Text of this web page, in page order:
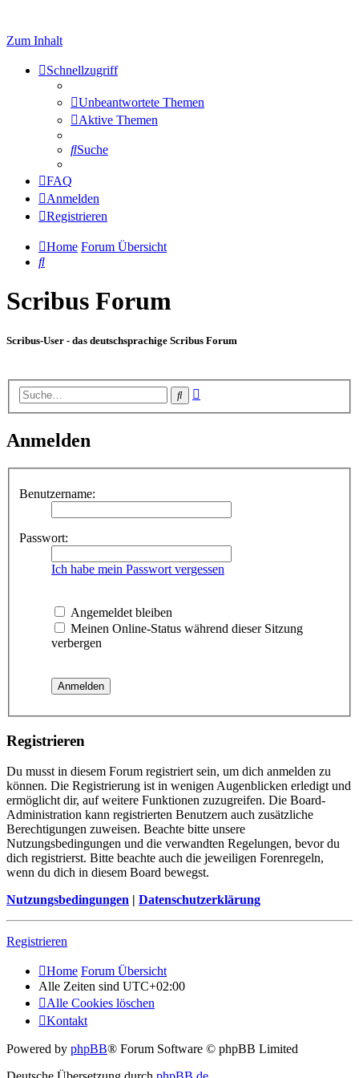
Zum Inhalt
Schnellzugriff
Unbeantwortete Themen
Aktive Themen
Suche
FAQ
Anmelden
Registrieren
Home Forum Übersicht
Suche
Scribus Forum
Scribus-User - das deutschsprachige Scribus Forum
Suche
Anmelden
Benutzername:
Passwort:
Ich habe mein Passwort vergessen
Angemeldet bleiben
Meinen Online-Status während dieser Sitzung
verbergen
Registrieren
Du musst in diesem Forum registriert sein, um dich anmelden zu
können. Die Registrierung ist in wenigen Augenblicken erledigt und
ermöglicht dir, auf weitere Funktionen zuzugreifen. Die Board-
Administration kann registrierten Benutzern auch zusätzliche
Berechtigungen zuweisen. Beachte bitte unsere
Nutzungsbedingungen und die verwandten Regelungen, bevor du
dich registrierst. Bitte beachte auch die jeweiligen Forenregeln,
wenn du dich in diesem Board bewegst.
Nutzungsbedingungen | Datenschutzerklärung
Registrieren
Home Forum Übersicht
Alle Zeiten sind UTC+02:00
Alle Cookies löschen
Kontakt
Powered by phpBB® Forum Software © phpBB Limited